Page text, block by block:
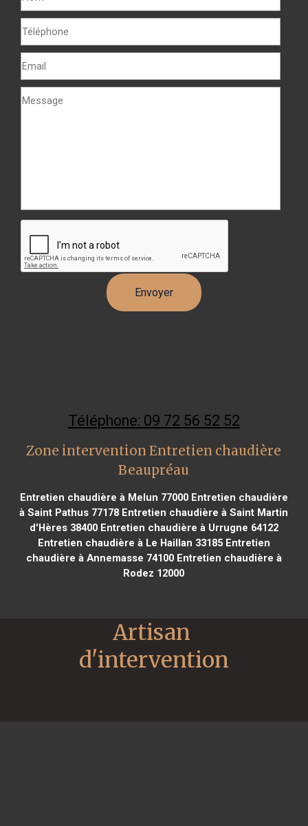
Téléphone: 09 72 56 52 52
Zone intervention Entretien chaudière
Beaupréau
Entretien chaudière à Melun 77000Entretien chaudière
à Saint Pathus 77178 Entretien chaudière à Saint Martin
d'Hères 38400Entretien chaudière à Urrugne 64122
Entretien chaudière à Le Haillan 33185Entretien
chaudière à Annemasse 74100Entretien chaudière à
Rodez 12000
Artisan
d'intervention